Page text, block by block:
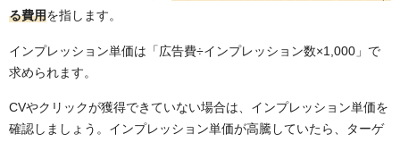
る費用を指します。
インプレッション単価は「広告費÷インプレッション数×1,000」で
求められます。
CVやクリックが獲得できていない場合は、インプレッション単価を
確認しましょう。インプレッション単価が高騰していたら、ターゲ